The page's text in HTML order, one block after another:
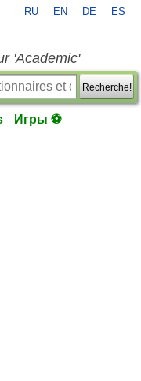
RU EN DE ES
'Academic'
Recherche!
Игры ⚽